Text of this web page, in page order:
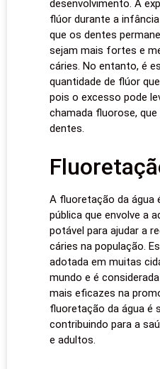
desenvolvimento. A
flúor durante a
que os dentes
sejam mais fortes e
cáries. No entanto, é
quantidade de flúor
pois o excesso pode
chamada fluorose,
dentes.
A fluoretação da água
pública que envolve a
potável para ajudar a
cáries na população.
adotada em muitas
mundo e é
mais eficazes na
fluoretação da água é
contribuindo para a
e adultos.